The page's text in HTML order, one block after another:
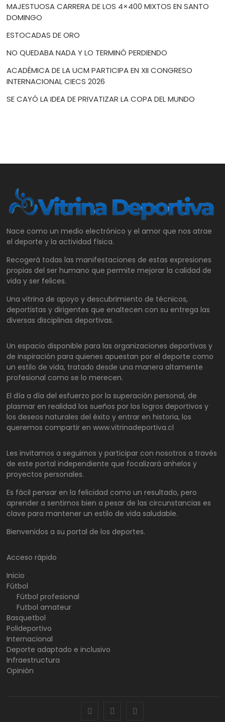
MAJESTUOSA CARRERA DE LOS 4×400 MIXTOS EN SANTO
DOMINGO
ESTOCADAS DE ORO
NO QUEDABA NADA Y LO TERMINÓ PERDIENDO
ACADÉMICA DE LA UCM PARTICIPA EN XII CONGRESO
INTERNACIONAL CIECS 2026
SE CAYÓ LA IDEA DE PRIVATIZAR LA COPA DEL MUNDO
Nace como un medio electrónico y el amor que nos atrae
el deporte y la actividad física.
Recogerá todas las manifestaciones de estas expresiones
propias del ser humano que permite mejorar la calidad de
vida y ser felices.
Una vitrina de apoyo y descubrimiento de técnicos,
deportistas y dirigentes que enaltecen con su entrega las
diversas disciplinas deportivas.
Un espacio disponible para las organizaciones deportivas y
de inspiración para quienes apuestan por el deporte como
un estilo de vida, tratado desde una manera altamente
profesional como se lo merecen.
El día a día del esfuerzo por la superación personal, de
plasmar en realidad los sueños por los logros deportivos y
los deseos naturales del éxito y entrar en historia, los
queremos compartir en www.vitrinadeportiva.cl
Les invitamos a seguirnos y participar con nosotros a través
de este portal independiente que focalizará anhelos y
proyectos personales.
Es fácil pensar en la felicidad como un resultado, pero
aprender a sentirnos bien a pesar de las circunstancias es
clave para mantener un estilo de vida saludable.
Bienvenidos a su portal de los deportes.
Acceso rápido
Inicio
Fútbol
Fútbol profesional
Futbol amateur
Basquetbol
Polideportivo
Internacional
Deporte adaptado e inclusivo
Infraestructura
Opinión
facebook twitter